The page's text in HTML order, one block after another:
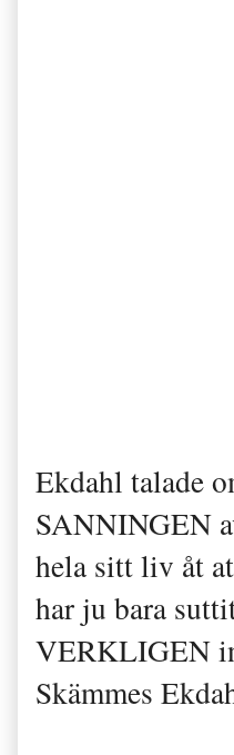
Ekdahl talade
SANNINGEN
hela sitt liv åt
har ju bara
VERKLIGEN
Skämmes